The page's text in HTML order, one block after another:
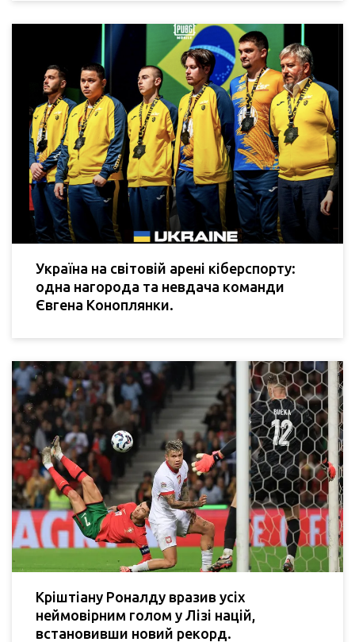
Україна на світовій арені кіберспорту:
одна нагорода та невдача команди
Євгена Коноплянки.
Кріштіану Роналду вразив усіх
неймовірним голом у Лізі націй,
встановивши новий рекорд.